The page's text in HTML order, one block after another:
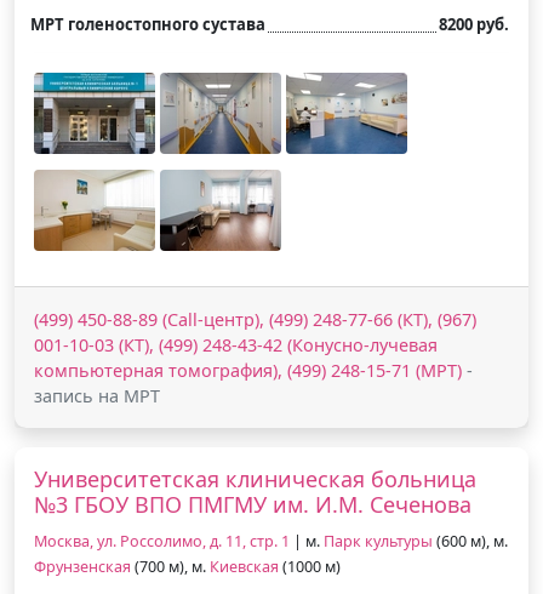
МРТ голеностопного сустава 8200 руб.
(499) 450-88-89 (Call-центр), (499) 248-77-66 (КТ), (967)
001-10-03 (КТ), (499) 248-43-42 (Конусно-лучевая
компьютерная томография), (499) 248-15-71 (МРТ) -
запись на МРТ
Университетская клиническая больница
№3 ГБОУ ВПО ПМГМУ им. И.М. Сеченова
Москва, ул. Россолимо, д. 11, стр. 1 | м. Парк культуры (600 м), м.
Фрунзенская (700 м), м. Киевская (1000 м)